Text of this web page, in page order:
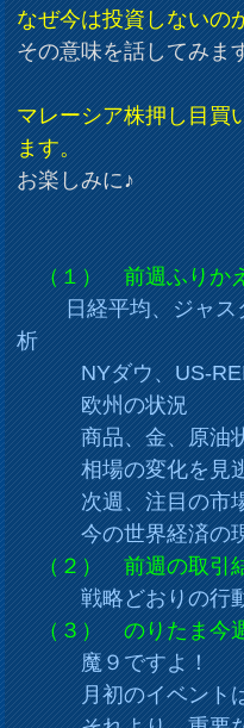
なぜ今は投資しないの
その意味を話してみま
マレーシア株押し目買
ます。
お楽しみに♪
（１） 前週ふりか
日経平均、ジャスダ
析
NYダウ、US-
欧州の状況
商品、金、原油
相場の変化を見逃
次週、注目の市場
今の世界経済の現
（２） 前週の取引
戦略どおりの行
（３） のりたま今
魔９ですよ！
月初のイベントは